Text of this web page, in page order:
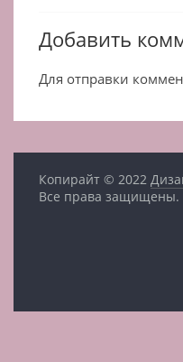
Добавить
Для отправки
Копирайт © 2022
Все права защищены.